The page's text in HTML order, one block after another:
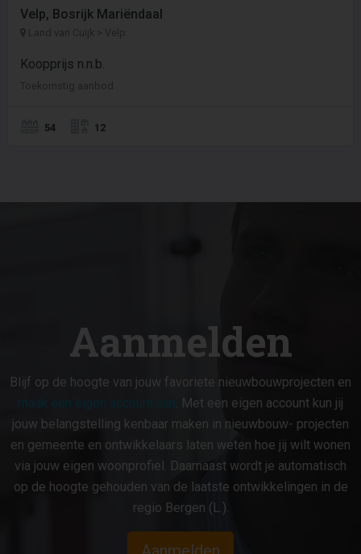
Velp, Bosrijk Mariëndaal
Land van Cuijk > Velp
Koopprijs n.n.b.
Toekomstig aanbod
54 12
Aanmelden
Blijf op de hoogte van jouw favoriete nieuwbouwprojecten en
. Met een eigen account kun jij
jouw belangstelling kenbaar maken in nieuwbouw- projecten
en gemeente en ontwikkelaars laten weten hoe jij wilt wonen
via jouw eigen woonprofiel. Daarnaast wordt je automatisch
op de hoogte gehouden van de laatste ontwikkelingen in de
regio Bergen (L.).